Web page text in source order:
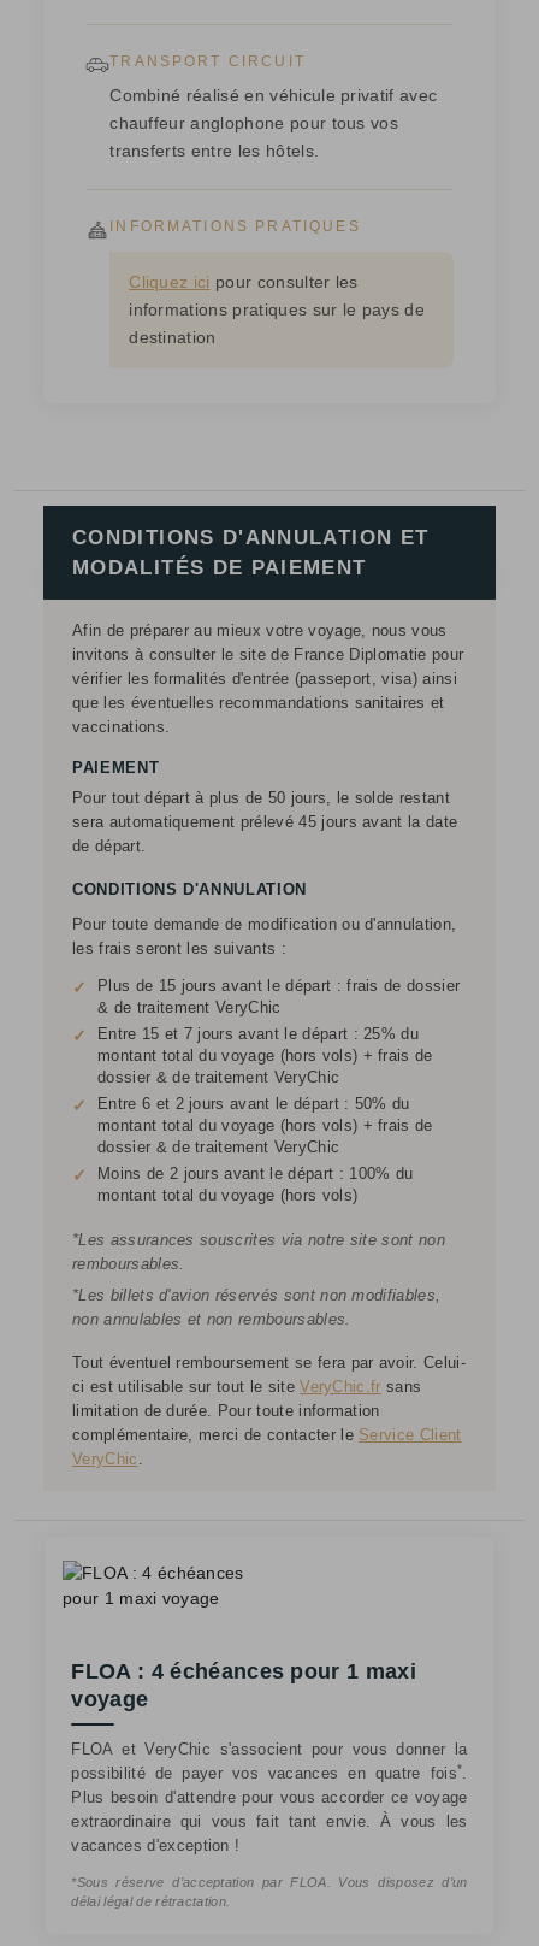
TRANSPORT CIRCUIT
Combiné réalisé en véhicule privatif avec
chauffeur anglophone pour tous vos
transferts entre les hôtels.
INFORMATIONS PRATIQUES
Cliquez ici pour consulter les
informations pratiques sur le pays de
destination
CONDITIONS D'ANNULATION ET
MODALITÉS DE PAIEMENT
Afin de préparer au mieux votre voyage, nous vous
invitons à consulter le site de France Diplomatie pour
vérifier les formalités d'entrée (passeport, visa) ainsi
que les éventuelles recommandations sanitaires et
vaccinations.
PAIEMENT
Pour tout départ à plus de 50 jours, le solde restant
sera automatiquement prélevé 45 jours avant la date
de départ.
CONDITIONS D'ANNULATION
Pour toute demande de modification ou d'annulation,
les frais seront les suivants :
✓
Plus de 15 jours avant le départ : frais de dossier
& de traitement VeryChic
✓
Entre 15 et 7 jours avant le départ : 25% du
montant total du voyage (hors vols) + frais de
dossier & de traitement VeryChic
✓
Entre 6 et 2 jours avant le départ : 50% du
montant total du voyage (hors vols) + frais de
dossier & de traitement VeryChic
✓
Moins de 2 jours avant le départ : 100% du
montant total du voyage (hors vols)
*Les assurances souscrites via notre site sont non
remboursables.
*Les billets d'avion réservés sont non modifiables,
non annulables et non remboursables.
Tout éventuel remboursement se fera par avoir. Celui-
ci est utilisable sur tout le siteVeryChic.fr sans
limitation de durée. Pour toute information
complémentaire, merci de contacter le Service Client
VeryChic .
FLOA : 4 échéances pour 1 maxi
voyage
FLOA et VeryChic s'associent pour vous donner la
possibilité de payer vos vacances en quatre fois*.
Plus besoin d'attendre pour vous accorder ce voyage
extraordinaire qui vous fait tant envie. À vous les
vacances d'exception !
*Sous réserve d’acceptation par FLOA. Vous disposez d’un
délai légal de rétractation.